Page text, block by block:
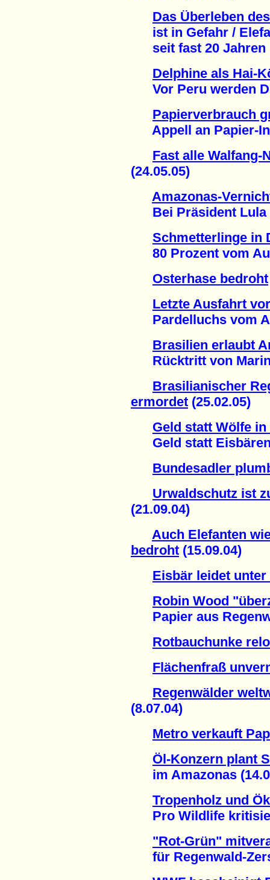
Das Überleben
ist in Gefahr /
seit fast 20 Jahren
Delphine als Hai-
Vor Peru werden
Papierverbrauch
Appell an Papier-
Fast alle Walfang-
(24.05.05)
Amazonas-
Bei Präsident Lula
Schmetterlinge in
80 Prozent vom
Osterhase bedroht
Letzte Ausfahrt
Pardelluchs vom
Brasilien erlaubt
Rücktritt von
Brasilianischer
ermordet (25.02.05)
Geld statt Wölfe
Geld statt Eisbären
Bundesadler
Urwaldschutz ist
(21.09.04)
Auch Elefanten
bedroht (15.09.04)
Eisbär leidet
Robin Wood
Papier aus
Rotbauchunke
Flächenfraß
Regenwälder
(8.07.04)
Metro verkauft
Öl-Konzern plant
im Amazonas
Tropenholz und
Pro Wildlife
"Rot-Grün"
für Regenwald-